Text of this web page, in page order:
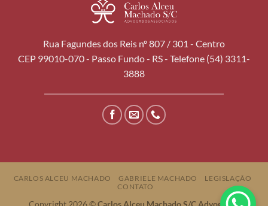
Rua Fagundes dos Reis nº 807 / 301 - Centro
CEP 99010-070 - Passo Fundo - RS - Telefone (54) 3311-
3888
CARLOS ALCEU MACHADO GABRIELE MACHADO
LEGISLAÇÃO
CONTATO
Copyright 2026 ©Carlos Alceu Machado S/C Advogados